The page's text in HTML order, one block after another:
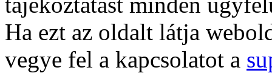
Ha ezt az oldalt látja
vegye fel a kapcsolatot a